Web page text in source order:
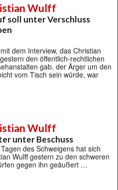
Wulff
soll unter Verschluss
dem Interview, das Christian
den öffentlich-rechtlichen
gab, der Ärger um den
vom Tisch sein würde, war
Wulff
unter Beschuss
des Schweigens hat sich
Wulff gestern zu den schweren
gegen ihn geäußert …